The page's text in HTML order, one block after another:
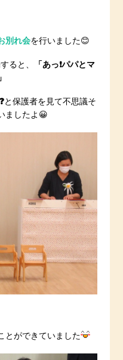
別れ会を行いました😊
ると、 「 あっ❗️パパとマ
と保護者を見て不思議そ
ましたよ😀
とができていました